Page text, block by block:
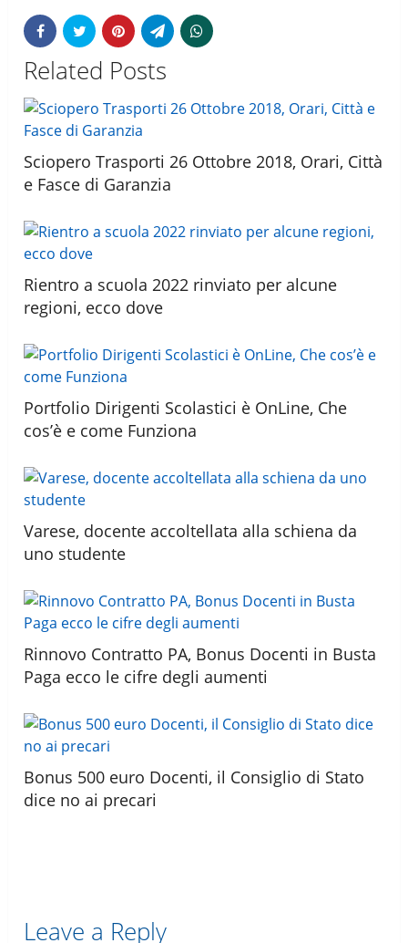
Related Posts
Sciopero Trasporti 26 Ottobre 2018, Orari, Città
e Fasce di Garanzia
Rientro a scuola 2022 rinviato per alcune
regioni, ecco dove
Portfolio Dirigenti Scolastici è OnLine, Che
cos’è e come Funziona
Varese, docente accoltellata alla schiena da
uno studente
Rinnovo Contratto PA, Bonus Docenti in Busta
Paga ecco le cifre degli aumenti
Bonus 500 euro Docenti, il Consiglio di Stato
dice no ai precari
Leave a Reply